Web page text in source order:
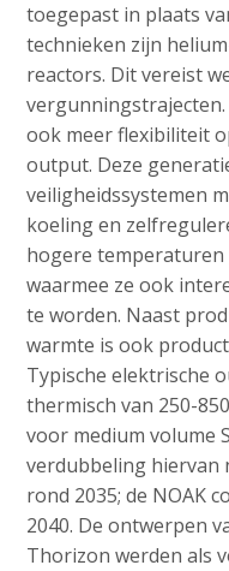
toegepast in plaats
technieken zijn
reactors. Dit vereist
vergunningstrajecten.
ook meer flexibiliteit
output. Deze
veiligheidssystemen
koeling en
hogere temperaturen
waarmee ze ook
te worden. Naast
warmte is ook
Typische elektrische
thermisch van 250-
voor medium volume
verdubbeling hiervan
rond 2035; de NOAK
2040. De ontwerpen
Thorizon werden als